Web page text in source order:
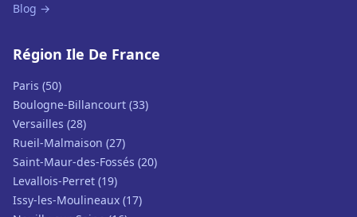
Blog →
Région Ile De France
Paris (50)
Boulogne-Billancourt (33)
Versailles (28)
Rueil-Malmaison (27)
Saint-Maur-des-Fossés (20)
Levallois-Perret (19)
Issy-les-Moulineaux (17)